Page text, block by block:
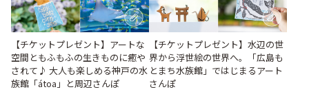
【チケットプレゼント】アートな
空間ともふもふの生きものに癒や
されて♪ 大人も楽しめる神戸の水
族館「átoa」と周辺さんぽ
【チケットプレゼント】水辺の世
界から浮世絵の世界へ。「広島も
とまち水族館」ではじまるアート
さんぽ